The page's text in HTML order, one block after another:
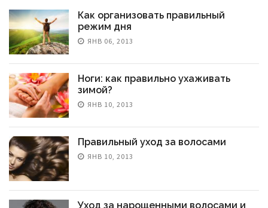
Как организовать правильный
режим дня
ЯНВ 06, 2013
Ноги: как правильно ухаживать
зимой?
ЯНВ 10, 2013
Правильный уход за волосами
ЯНВ 10, 2013
Уход за нарощенными волосами и